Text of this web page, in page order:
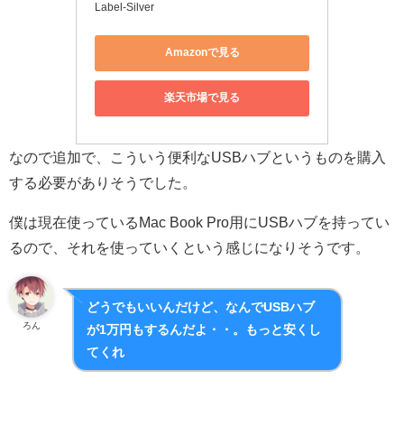
Label-Silver
Amazonで見る
楽天市場で見る
なので追加で、こういう便利なUSBハブというものを購入
する必要がありそうでした。
僕は現在使っているMac Book Pro用にUSBハブを持ってい
るので、それを使っていくという感じになりそうです。
ろん
どうでもいいんだけど、なんでUSBハブ
が1万円もするんだよ・・。もっと安くし
てくれ